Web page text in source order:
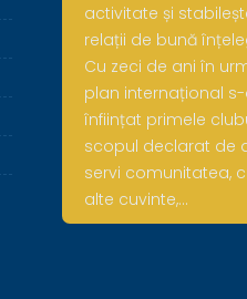
activitate și
relații de bună
Cu zeci de ani în
plan internațional
înființat primele
scopul declarat de
servi comunitatea,
alte cuvinte,…